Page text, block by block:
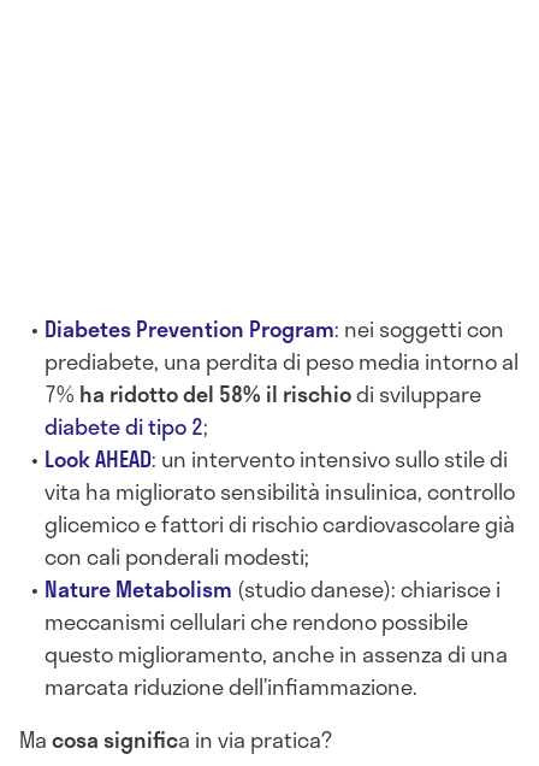
Diabetes Prevention Program: nei soggetti con
prediabete, una perdita di peso media intorno al
7% ha ridotto del 58% il rischiodi sviluppare
diabete di tipo 2;
Look AHEAD: un intervento intensivo sullo stile di
vita ha migliorato sensibilità insulinica, controllo
glicemico e fattori di rischio cardiovascolare già
con cali ponderali modesti;
Nature Metabolism (studio danese): chiarisce i
meccanismi cellulari che rendono possibile
questo miglioramento, anche in assenza di una
marcata riduzione dell’infiammazione.
Macosa significa in via pratica?